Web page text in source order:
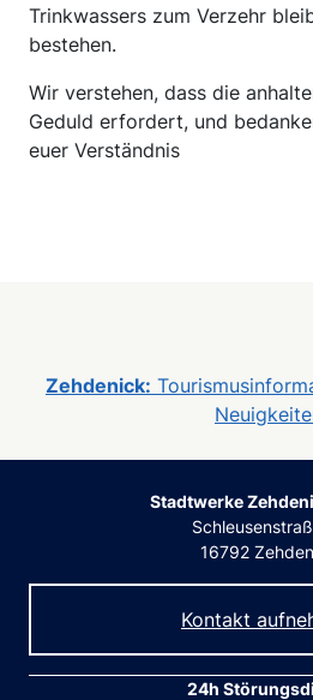
Trinkwassers zum Verzehr
bestehen.
Wir verstehen, dass die
Geduld erfordert, und
euer Verständnis
Zehdenick:
Stadtwerke
16792
Kontakt
24h